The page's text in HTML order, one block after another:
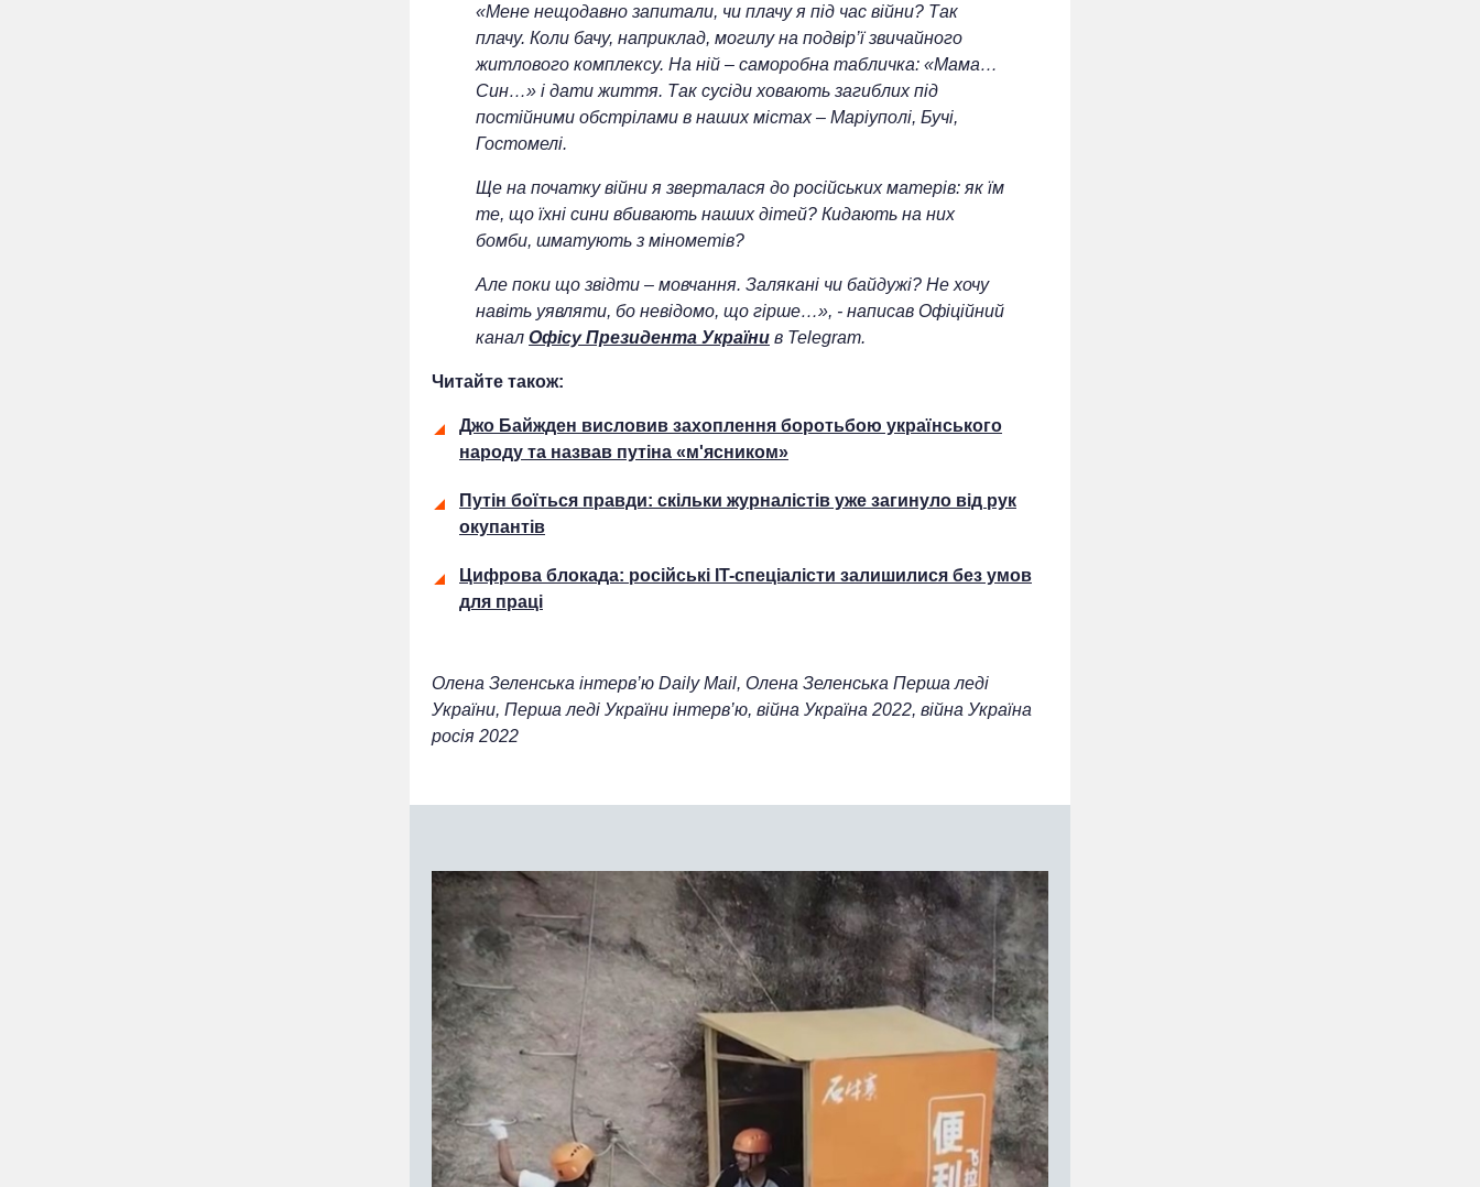
«Мене нещодавно запитали, чи плачу я під час війни? Так
плачу. Коли бачу, наприклад, могилу на подвір’ї звичайного
житлового комплексу. На ній – саморобна табличка: «Мама…
Син…» і дати життя. Так сусіди ховають загиблих під
постійними обстрілами в наших містах – Маріуполі, Бучі,
Гостомелі.
Ще на початку війни я зверталася до російських матерів: як їм
те, що їхні сини вбивають наших дітей? Кидають на них
бомби, шматують з мінометів?
Але поки що звідти – мовчання. Залякані чи байдужі? Не хочу
навіть уявляти, бо невідомо, що гірше…», - написав Офіційний
канал Офісу Президента України в Telegram.
Читайте також:
Джо Байжден висловив захоплення боротьбою українського
народу та назвав путіна «м'ясником»
Путін боїться правди: скільки журналістів уже загинуло від рук
окупантів
Цифрова блокада: російські IT-спеціалісти залишилися без умов
для праці
Олена Зеленська інтерв’ю Daily Mail, Олена Зеленська Перша леді
України, Перша леді України інтерв’ю, війна Україна 2022, війна Україна
росія 2022